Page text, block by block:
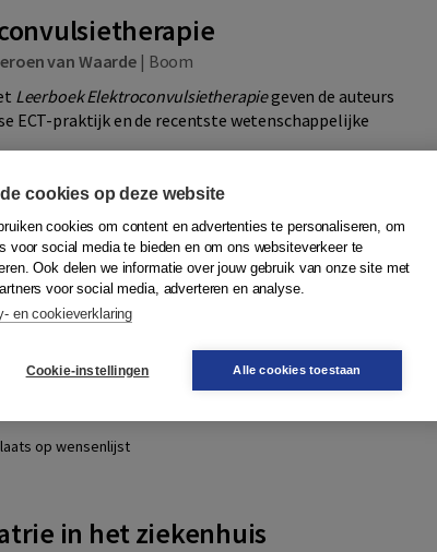
van Waarde | Boom
Leerboek Elektroconvulsietherapiegeven de auteurs
ECT-praktijk en de recentste wetenschappelijke
69,95 Quantity
− + In winkelwagen
55,95 Quantity
− In winkelwagen
op wensenlijst
in het ziekenhuis
cookies op deze website
cookies om content en advertenties te personaliseren, om
voor social media te bieden en om ons websiteverkeer te
Ook delen we informatie over jouw gebruik van onze site met
voor social media, adverteren en analyse.
en cookieverklaring
Cookie-instellingen Alle cookies toestaan